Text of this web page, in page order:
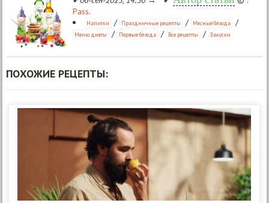
Pass.
Напитки / Праздничные рецепты / Мясные блюда /
Меню диеты / Первые блюда / Все рецепты / Закуски
ПОХОЖИЕ РЕЦЕПТЫ: